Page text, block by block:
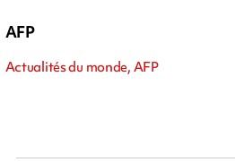
AFP
Actualités du monde, AFP